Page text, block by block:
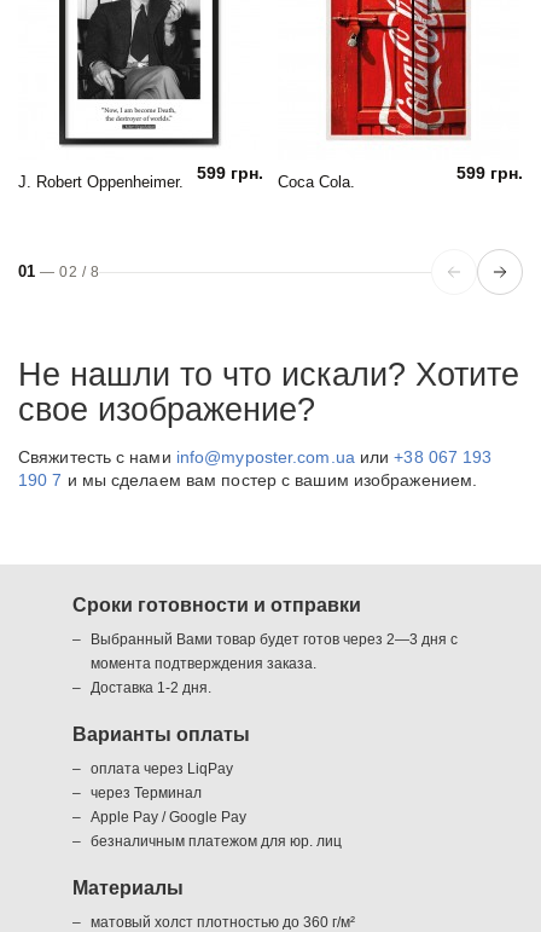
J. Robert Oppenheimer. 599 грн. Coca Cola. 599 грн.
01 —02 / 8
Не нашли то что искали? Хотите
свое изображение?
Свяжитесть с нами info@myposter.com.ua или+38 067 193
190 7 и мы сделаем вам постер с вашим изображением.
Сроки готовности и отправки
Выбранный Вами товар будет готов через 2—3 дня с
момента подтверждения заказа.
Доставка 1-2 дня.
Варианты оплаты
оплата через LiqPay
через Терминал
Apple Pay / Google Pay
безналичным платежом для юр. лиц
Материалы
матовый холст плотностью до 360 г/м²